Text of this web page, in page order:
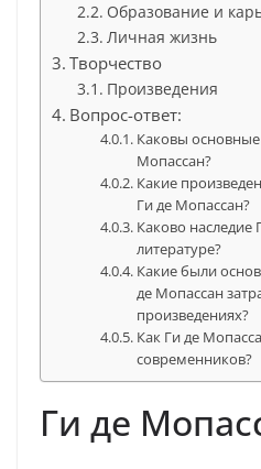
Образование и
Личная жизнь
Творчество
Произведения
Вопрос-ответ:
Каковы
Мопассан?
Какие
Ги де Мопассан?
Каково наследие
литературе?
Какие были
де Мопассан
произведениях?
Как Ги де
современников?
Ги де